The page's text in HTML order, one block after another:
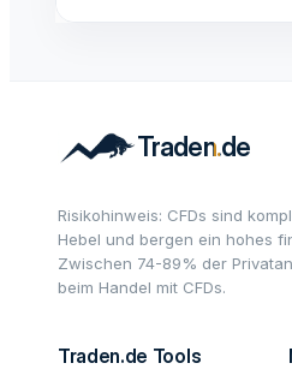
Risikohinweis: CFDs sind
Hebel und bergen ein hohes
Zwischen 74-89% der
beim Handel mit CFDs.
Traden.de Tools